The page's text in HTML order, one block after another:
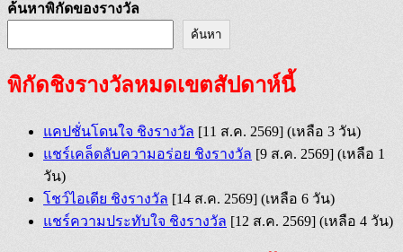
ค้นหาพิกัดของรางวัล
ค้นหา
พิกัดชิงรางวัลหมดเขตสัปดาห์นี้
แคปชั่นโดนใจ ชิงรางวัล [11 ส.ค. 2569] (เหลือ 3 วัน)
แชร์เคล็ดลับความอร่อย ชิงรางวัล [9 ส.ค. 2569] (เหลือ 1
วัน)
โชว์ไอเดีย ชิงรางวัล [14 ส.ค. 2569] (เหลือ 6 วัน)
แชร์ความประทับใจ ชิงรางวัล [12 ส.ค. 2569] (เหลือ 4 วัน)